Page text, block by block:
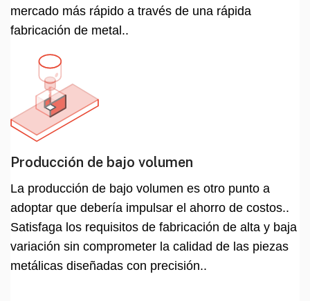
mercado más rápido a través de una rápida
fabricación de metal..
Producción de bajo volumen
La producción de bajo volumen es otro punto a
adoptar que debería impulsar el ahorro de costos..
Satisfaga los requisitos de fabricación de alta y baja
variación sin comprometer la calidad de las piezas
metálicas diseñadas con precisión..